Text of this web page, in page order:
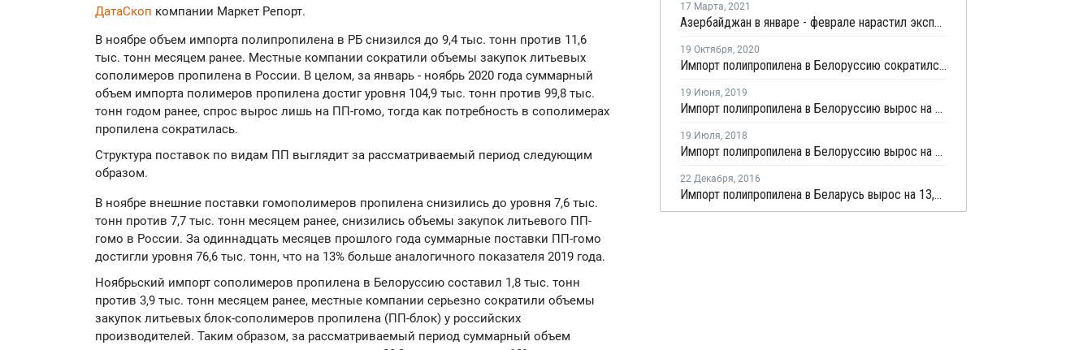
ДатаCкоп компании Маркет Репорт.
В ноябре объем импорта полипропилена в РБ снизился до 9,4 тыс. тонн против 11,6
тыс. тонн месяцем ранее. Местные компании сократили объемы закупок литьевых
сополимеров пропилена в России. В целом, за январь - ноябрь 2020 года суммарный
объем импорта полимеров пропилена достиг уровня 104,9 тыс. тонн против 99,8 тыс.
тонн годом ранее, спрос вырос лишь на ПП-гомо, тогда как потребность в сополимерах
пропилена сократилась.
Структура поставок по видам ПП выглядит за рассматриваемый период следующим
образом.
В ноябре внешние поставки гомополимеров пропилена снизились до уровня 7,6 тыс.
тонн против 7,7 тыс. тонн месяцем ранее, снизились объемы закупок литьевого ПП-
гомо в России. За одиннадцать месяцев прошлого года суммарные поставки ПП-гомо
достигли уровня 76,6 тыс. тонн, что на 13% больше аналогичного показателя 2019 года.
Ноябрьский импорт сополимеров пропилена в Белоруссию составил 1,8 тыс. тонн
против 3,9 тыс. тонн месяцем ранее, местные компании серьезно сократили объемы
закупок литьевых блок-сополимеров пропилена (ПП-блок) у российских
производителей. Таким образом, за рассматриваемый период суммарный объем
17 Марта, 2021
Азербайджан в январе - феврале нарастил экспорт полимерной продукции более чем наполовину
19 Октября, 2020
Импорт полипропилена в Белоруссию сократился на 1,6% в январе - августе
19 Июня, 2019
Импорт полипропилена в Белоруссию вырос на 6,3% в январе - апреле
19 Июля, 2018
Импорт полипропилена в Белоруссию вырос на 8% в январе - мае
22 Декабря, 2016
Импорт полипропилена в Беларусь вырос на 13,2% за десять месяцев 2016 года